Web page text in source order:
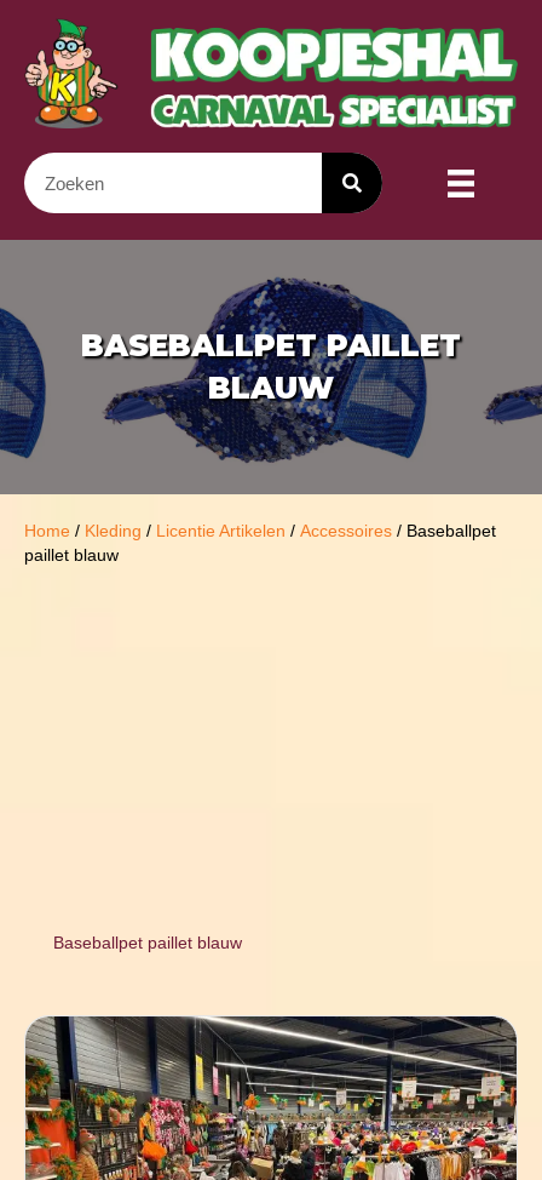
BASEBALLPET PAILLET
BLAUW
Home / Kleding / Licentie Artikelen / Accessoires / Baseballpet
paillet blauw
Baseballpet paillet blauw